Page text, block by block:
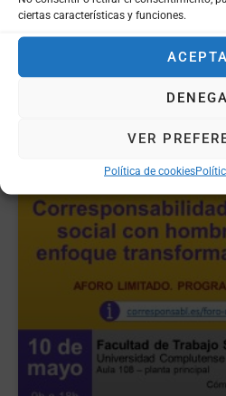
ciertas características y funciones.
VER
Política de cookies
participación de Fundación